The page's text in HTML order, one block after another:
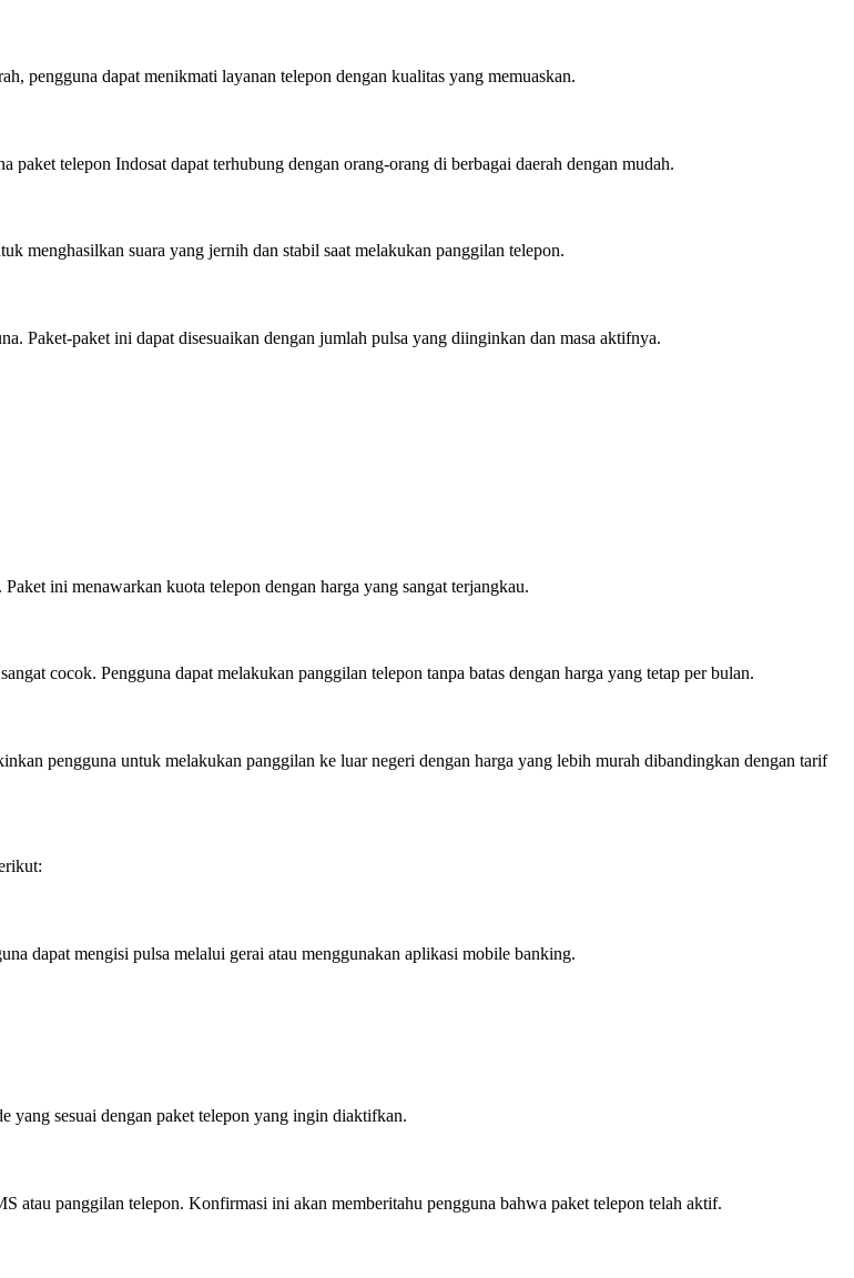
pengguna dapat menikmati layanan telepon dengan kualitas yang memuaskan.
telepon Indosat dapat terhubung dengan orang-orang di berbagai daerah dengan mudah.
menghasilkan suara yang jernih dan stabil saat melakukan panggilan telepon.
Paket-paket ini dapat disesuaikan dengan jumlah pulsa yang diinginkan dan masa aktifnya.
ini menawarkan kuota telepon dengan harga yang sangat terjangkau.
cocok. Pengguna dapat melakukan panggilan telepon tanpa batas dengan harga yang tetap per bulan.
pengguna untuk melakukan panggilan ke luar negeri dengan harga yang lebih murah dibandingkan dengan tarif
dapat mengisi pulsa melalui gerai atau menggunakan aplikasi mobile banking.
yang sesuai dengan paket telepon yang ingin diaktifkan.
atau panggilan telepon. Konfirmasi ini akan memberitahu pengguna bahwa paket telepon telah aktif.